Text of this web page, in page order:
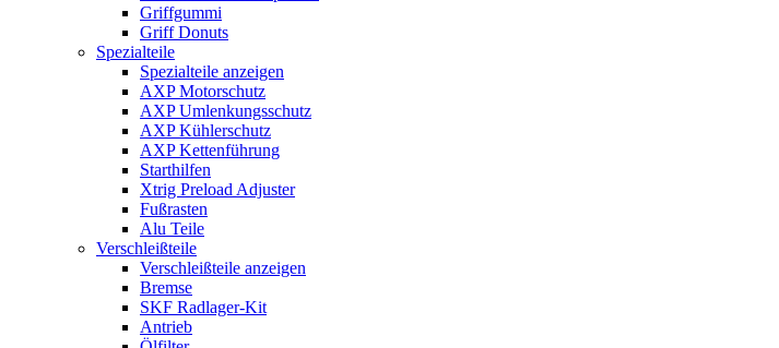
Griffgummi
Griff Donuts
Spezialteile
Spezialteile anzeigen
AXP Motorschutz
AXP Umlenkungsschutz
AXP Kühlerschutz
AXP Kettenführung
Starthilfen
Xtrig Preload Adjuster
Fußrasten
Alu Teile
Verschleißteile
Verschleißteile anzeigen
Bremse
SKF Radlager-Kit
Antrieb